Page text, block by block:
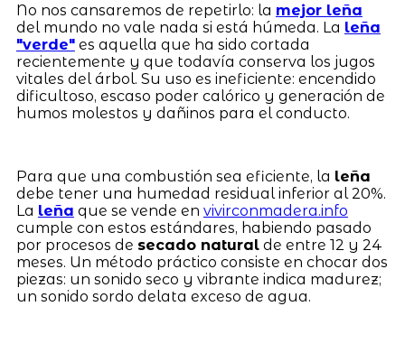
No nos cansaremos de repetirlo: la mejor leña
del mundo no vale nada si está húmeda. La leña
"verde"es aquella que ha sido cortada
recientemente y que todavía conserva los jugos
vitales del árbol. Su uso es ineficiente: encendido
dificultoso, escaso poder calórico y generación de
humos molestos y dañinos para el conducto.
Para que una combustión sea eficiente, la leña
debe tener una humedad residual inferior al 20%.
La leña que se vende en vivirconmadera.info
cumple con estos estándares, habiendo pasado
por procesos de secado naturalde entre 12 y 24
meses. Un método práctico consiste en chocar dos
piezas: un sonido seco y vibrante indica madurez;
un sonido sordo delata exceso de agua.